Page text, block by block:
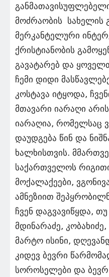
მოძრაობის სახელის
მერკანტელური
ქრისტიანობის
გავატარებ და
ჩემი დიდი
კოსტავა იტყოდა,
მთავარი იარაღი
იარაღია, რომელსაც
დაუდგება წინ და
ხალხისთვის.
საქართველოს
მოქალაქეები,
ამნეზიით
ჩვენ დაგვავიწყდა,
მდინარაძე,
მარტო ისინი,
კიდევ ბევრი
სოროსელები და